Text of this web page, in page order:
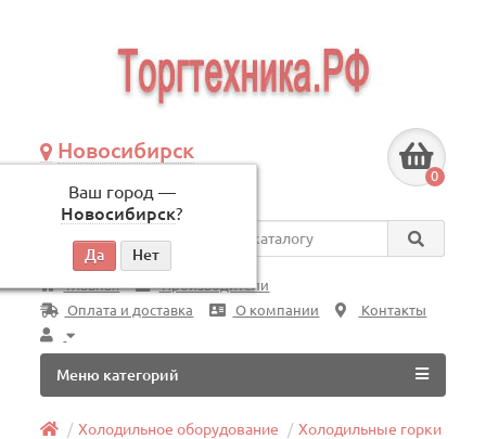
Новосибирск
Ваш город —
Новосибирск?
по будням, с 09:00 до 18:00
0
Везде
Главная
Производители
Оплата и доставка
О компании Контакты
Меню категорий
Холодильное оборудование
Холодильные горки